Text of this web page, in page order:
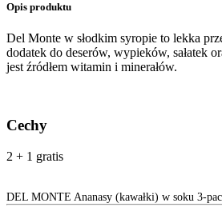
Opis produktu
Del Monte w słodkim syropie to lekka
dodatek do deserów, wypieków, sałatek
jest źródłem witamin i minerałów.
Cechy
2 + 1 gratis
DEL MONTE Ananasy (kawałki) w soku 3-